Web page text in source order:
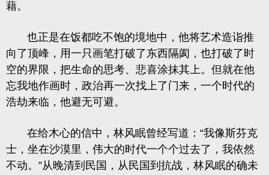
藉。
也正是在饭都吃不饱的境地中，他将艺术造诣推
向了顶峰，用一只画笔打破了东西隔阂，也打破了时
空的界限，把生命的思考、悲喜涂抹其上。但就在他
忘我地作画时，政治再一次找上了门来，一个时代的
浩劫来临，他避无可避。
在给木心的信中，林风眠曾经写道：“我像斯芬克
士，坐在沙漠里，伟大的时代一个个过去了，我依然
不动。”从晚清到民国，从民国到抗战，林风眠的确未